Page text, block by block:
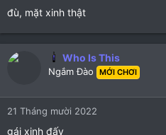
đù, mặt xinh thật
Who Is This
Ngắm Đào MỚI CHƠI
21 Tháng mười 2022
gái xinh đấy